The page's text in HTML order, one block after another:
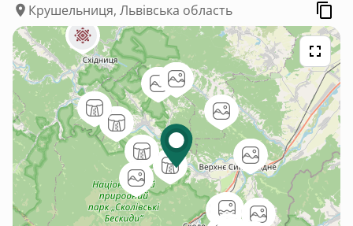
Крушельниця, Львівська область